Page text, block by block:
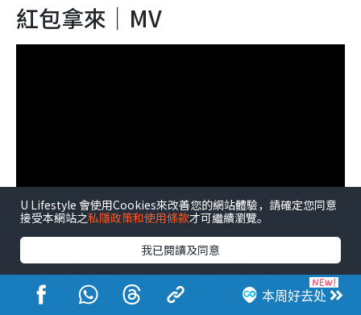
紅包拿來｜MV
新年歌曲2026｜9. 風生水起
農夫、麥玲玲合唱歌，於2007年11月9日正式發行。廣
本周好去处
U Lifestyle 會使用Cookies來改善您的網站體驗，請確定您同意
接受本網站之私隱政策和使用條款才可繼續瀏覽。
我已閱讀及同意